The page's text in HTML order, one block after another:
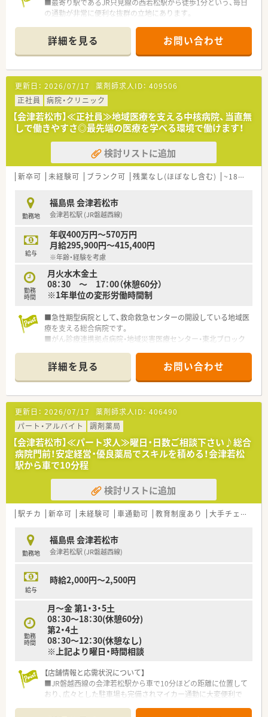
■最寄り駅であるJR只見線の西若松駅から徒歩1分という、毎日
の通勤が非常に便利な抜群の立地にあります。
（透析）や泌尿器科の科目をメインに扱っています。
■外来業務に加え、薬剤師の職能を発揮しやすい居宅や施設への
在宅訪問業務についても段階的に携わっていただきます。
【こんな取り組みをしています】
■かかりつけ加算の獲得に対する会社からの個人ノルマや目標
設定は一切なく、真に患者様に寄り添う医療を追求します。
■ストレスを溜め込まない健康的な働き方を支援するため、無料
で利用できる外部のオンラインカウンセリングなどの福利厚生
を導入しています。
■店舗の建て替えプロジェクトを進めており、図書館を併設する
など新しい薬局の価値や地域交流の形にチャレンジし続けてい
ます。
■年1回10月に行われる社長面接の場で日頃の成果を直接交渉
できるため、頑張りが給与へ直結するやりがいがあります。
■独自の企業主導型保育所を利用できる権利があり、小さなお子
様がいる方も安心して預けて正社員勤務が可能です。
■副業や異業種でのWワークが認められているため、薬剤師とし
ての枠に捉われない多様な働き方を実践できます。
【法人特徴について】
■会津若松エリアを中心に地域密着の調剤薬局を複数展開して
おり、親切で高品質な医療サービスを目指す企業です。
率いており、フラットで風通しの良い社風が強みです。
■ユースエール認定やくるみん認定を受けており、働きやすい環
境づくりと子育て世代への応援に注力しています。
詳細を見る お問い合わせ
更新日： 2026/07/17 薬剤師求人ID： 409506
正社員
病院・クリニック
【会津若松市】≪正社員≫地域医療を支える中核病院、当直無
しで働きやすさ◎最先端の医療を学べる環境で働けます！
検討リストに追加
新卒可 未経験可 ブランク可 残業なし(ほぼなし含む) ~18時までの職場
勤務地
福島県 会津若松市
会津若松駅 (JR磐越西線)
給与
年収400万円～570万円
月給295,900円～415,400円
※年齢・経験を考慮
勤務
時間
月火水木金土
08：30 〜 17：00（休憩60分）
※1年単位の変形労働時間制
■急性期型病院として、救命救急センターの開設している地域医
療を支える総合病院です。
■がん診療連携拠点病院・地域災害医療センター・東北ブロック
■脳卒中センター・循環器病センター・健診センターなどの機能
の整備をしており、質の高い地域医療を支えています。
■高度情報化を推し進め、電子カルテ・オーダリングシステムの
導入や放射線機器類の更新および画像配信化、ドクターカーの更
新、最新治療装置、研究設備の整備に取り組んでいるため最先端
の医療を学べる病院です。
詳細を見る お問い合わせ
更新日： 2026/07/17 薬剤師求人ID： 406490
パート・アルバイト
調剤薬局
【会津若松市】≪パート求人≫曜日・日数ご相談下さい♪総合
病院門前！安定経営・優良薬局でスキルを積める！会津若松
駅から車で10分程
検討リストに追加
駅チカ 新卒可 未経験可 車通勤可 教育制度あり 大手チェーン以外
勤務地
福島県 会津若松市
会津若松駅 (JR磐越西線)
給与
時給2,000円～2,500円
勤務
時間
月～金 第1・3・5土
08：30～18：30(休憩60分)
第2・4土
08：30～12：30(休憩なし)
※上記より曜日・時間相談
【店舗情報と応需状況について】
■JR磐越西線の会津若松駅から車で10分ほどの距離に位置して
おり、広々とした駐車場も完備されマイカー通勤に大変便利で